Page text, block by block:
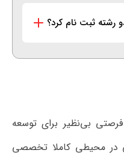
رشته ثبت نام کرد؟
بی‌نظیر برای توسعه
در محیطی کاملا تخصصی